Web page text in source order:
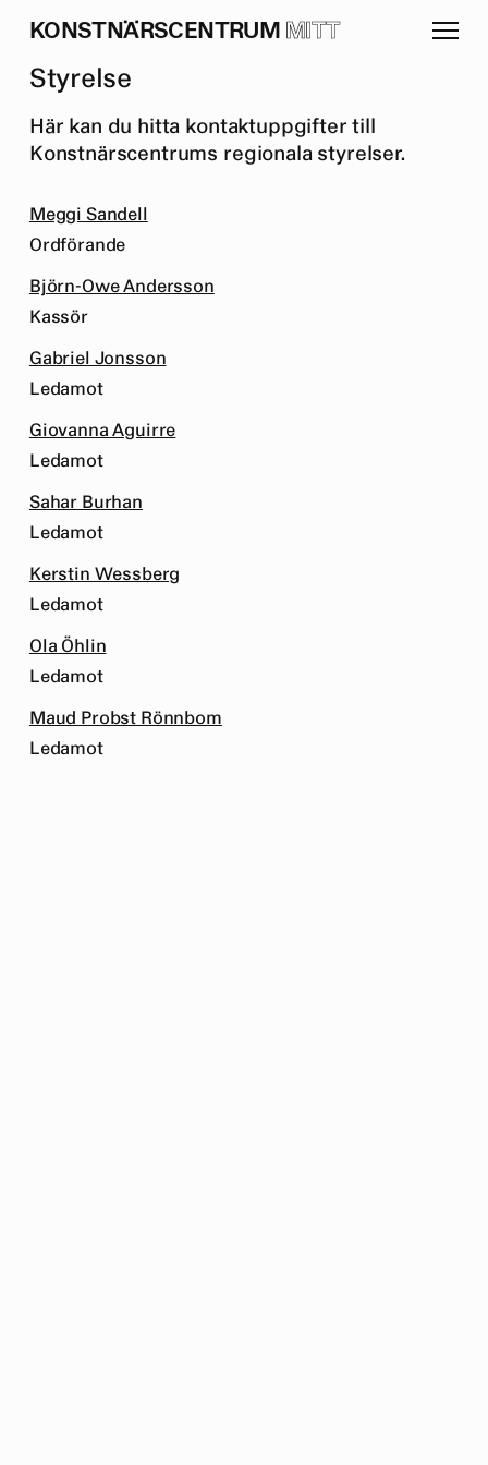
KONSTNÄRSCENTRUM MITT
Styrelse
Här kan du hitta kontaktuppgifter till
Konstnärscentrums regionala styrelser.
Meggi Sandell
Ordförande
Björn-Owe Andersson
Kassör
Gabriel Jonsson
Ledamot
Giovanna Aguirre
Ledamot
Sahar Burhan
Ledamot
Kerstin Wessberg
Ledamot
Ola Öhlin
Ledamot
Maud Probst Rönnbom
Ledamot